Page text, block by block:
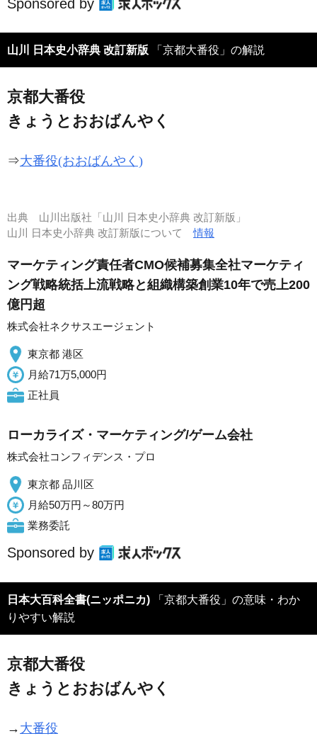
Sponsored by
山川 日本史小辞典 改訂新版 「京都大番役」の解説
京都大番役
きょうとおおばんやく
⇒大番役(おおばんやく)
出典 山川出版社「山川 日本史小辞典 改訂新版」
山川 日本史小辞典 改訂新版について情報
マーケティング責任者CMO候補募集全社マーケティ
ング戦略統括上流戦略と組織構築創業10年で売上200
億円超
株式会社ネクサスエージェント
東京都 港区
月給71万5,000円
正社員
ローカライズ・マーケティング/ゲーム会社
株式会社コンフィデンス・プロ
東京都 品川区
月給50万円～80万円
業務委託
Sponsored by
日本大百科全書(ニッポニカ) 「京都大番役」の意味・わか
りやすい解説
京都大番役
きょうとおおばんやく
→ 大番役